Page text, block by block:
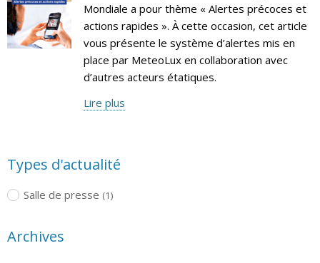
Mondiale a pour thème « Alertes précoces et
actions rapides ». À cette occasion, cet article
vous présente le système d’alertes mis en
place par MeteoLux en collaboration avec
d’autres acteurs étatiques.
Lire plus
Types d'actualité
Salle de presse (1)
Archives